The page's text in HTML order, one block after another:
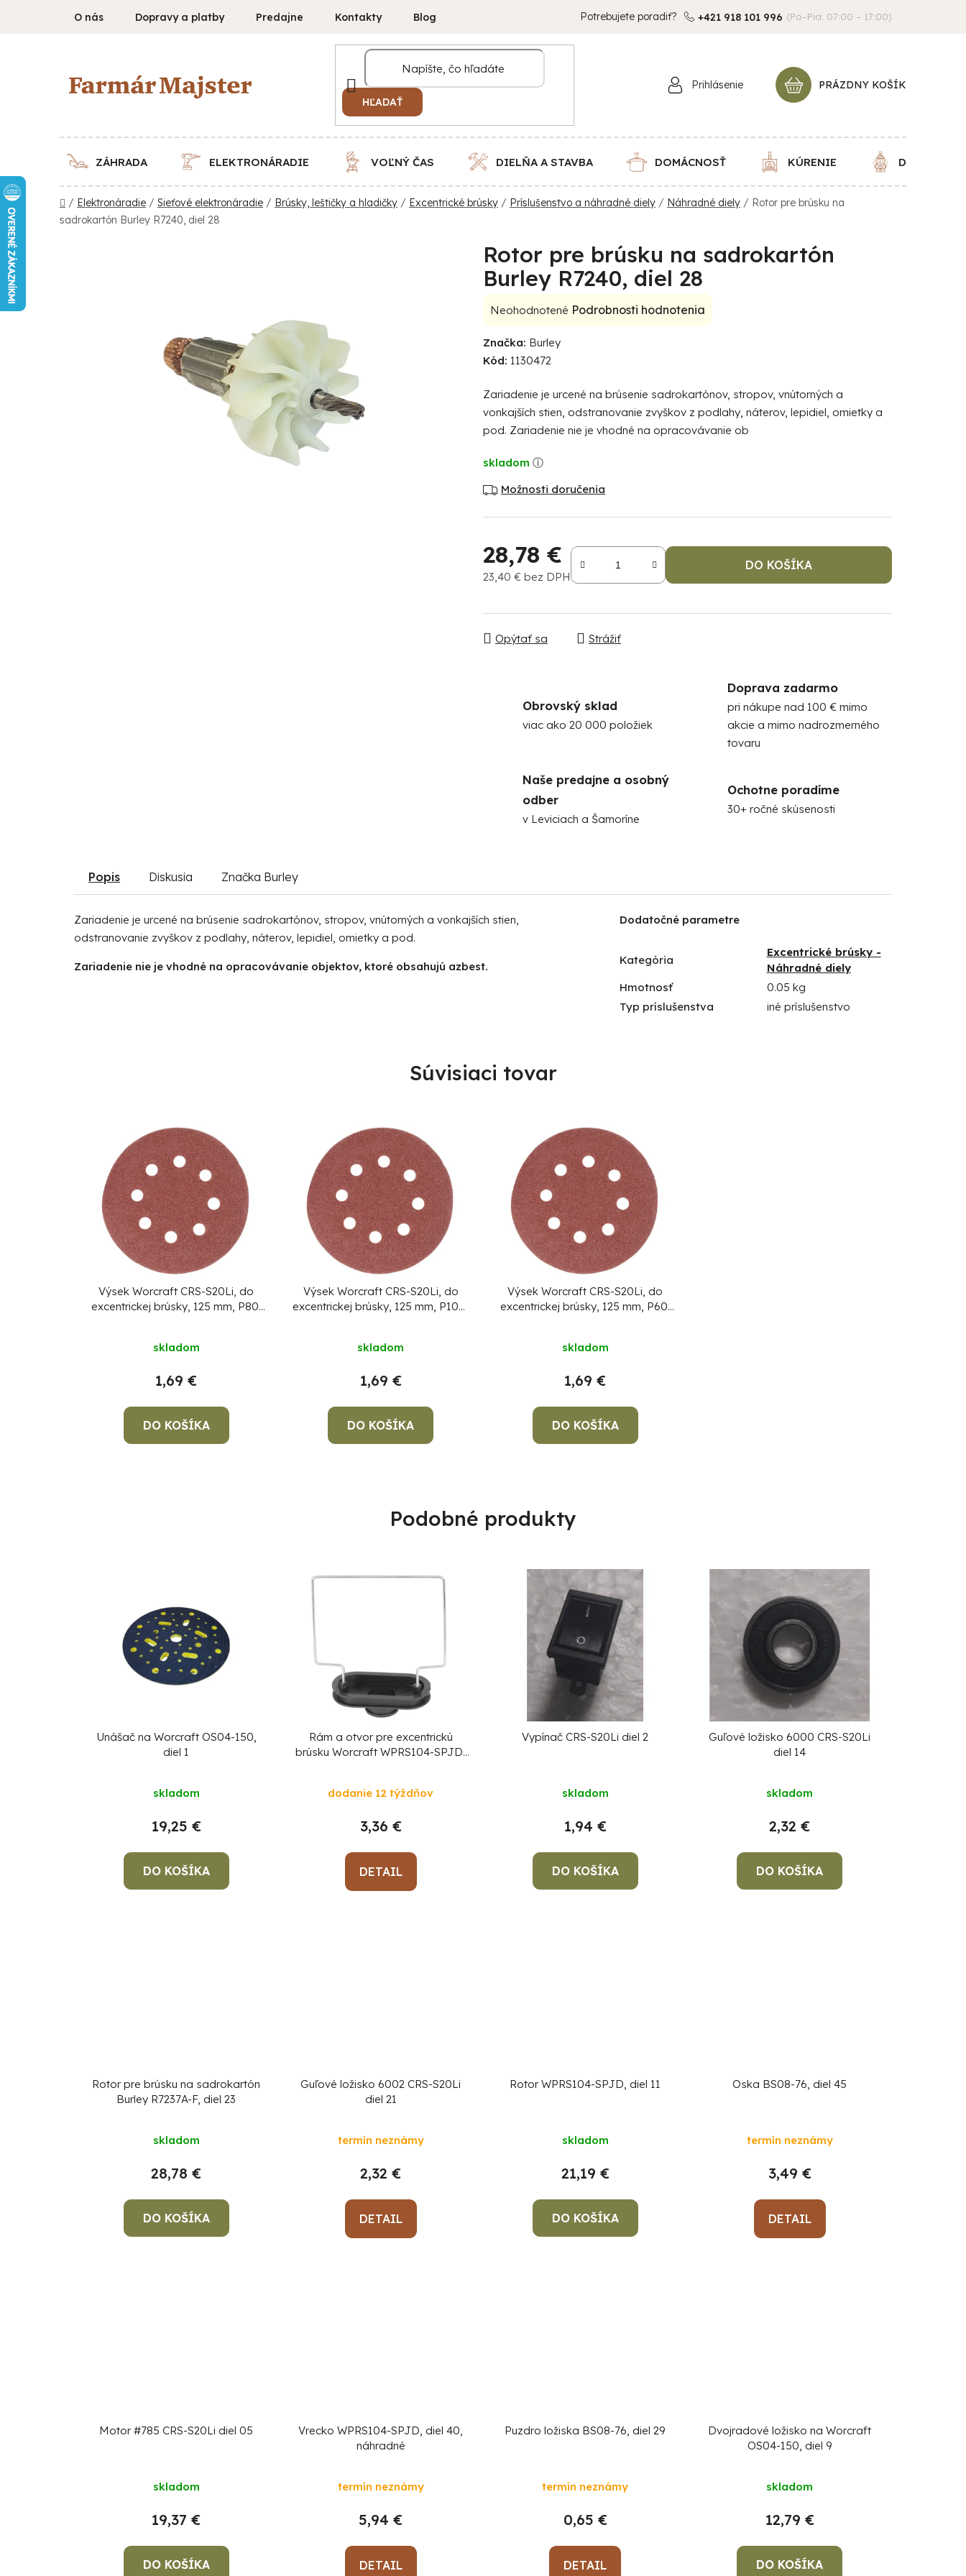
O nás Dopravy a platby Predajne Kontakty Blog Potrebujete poradiť? +421 918 101 996 (Po–Pia: 07:00 – 17:00)
HĽADAŤ
Prihlásenie
NÁKUPNÝ
KOŠÍK
PRÁZDNY KOŠÍK
ZÁHRADA ELEKTRONÁRADIE VOĽNÝ ČAS DIELŇA A STAVBA DOMÁCNOSŤ KÚRENIE DEKORÁCIE
Domov
/ Elektronáradie / Sieťové elektronáradie / Brúsky, leštičky a hladičky / Excentrické brúsky / Príslušenstvo a náhradné diely / Náhradné diely / Rotor pre brúsku na
sadrokartón Burley R7240, diel 28
Rotor pre brúsku na sadrokartón
Burley R7240, diel 28
Priemerné
produktu
je
z
5
hviezdičiek.
Neohodnotené Podrobnosti hodnotenia
Značka: Burley
Kód: 1130472
Zariadenie je urcené na brúsenie sadrokartónov, stropov, vnútorných a
vonkajších stien, odstranovanie zvyškov z podlahy, náterov, lepidiel, omietky a
pod. Zariadenie nie je vhodné na opracovávanie ob
skladom
Možnosti doručenia
28,78 €
23,40 € bez DPH
DO KOŠÍKA
Opýtať sa Strážiť
Obrovský sklad
viac ako 20 000 položiek
Doprava zadarmo
pri nákupe nad 100 € mimo
akcie a mimo nadrozmerného
tovaru
Naše predajne a osobný
odber
v Leviciach a Šamoríne
Ochotne poradíme
30+ ročné skúsenosti
Popis Diskusia Značka Burley
Zariadenie je urcené na brúsenie sadrokartónov, stropov, vnútorných a vonkajších stien,
odstranovanie zvyškov z podlahy, náterov, lepidiel, omietky a pod.
Zariadenie nie je vhodné na opracovávanie objektov, ktoré obsahujú azbest.
Dodatočné parametre
Kategória
Excentrické brúsky -
Náhradné diely
Hmotnosť
0.05 kg
Typ príslušenstva
iné príslušenstvo
Súvisiaci tovar
Výsek Worcraft CRS-S20Li, do
excentrickej brúsky, 125 mm, P80,
skladom
1,69 €
DO KOŠÍKA
Výsek Worcraft CRS-S20Li, do
excentrickej brúsky, 125 mm, P100,
skladom
1,69 €
DO KOŠÍKA
Výsek Worcraft CRS-S20Li, do
excentrickej brúsky, 125 mm, P60,
skladom
1,69 €
DO KOŠÍKA
Podobné produkty
Unášač na Worcraft OS04-150,
diel 1
skladom
19,25 €
DO KOŠÍKA
Rám a otvor pre excentrickú
brúsku Worcraft WPRS104-SPJD,
dodanie 12 týždňov
3,36 €
DETAIL
Vypínač CRS-S20Li diel 2
skladom
1,94 €
DO KOŠÍKA
Guľové ložisko 6000 CRS-S20Li
diel 14
skladom
2,32 €
DO KOŠÍKA
Rotor pre brúsku na sadrokartón
Burley R7237A-F, diel 23
skladom
28,78 €
DO KOŠÍKA
Guľové ložisko 6002 CRS-S20Li
diel 21
termín neznámy
2,32 €
DETAIL
Rotor WPRS104-SPJD, diel 11
skladom
21,19 €
DO KOŠÍKA
Oska BS08-76, diel 45
termín neznámy
3,49 €
DETAIL
Motor #785 CRS-S20Li diel 05
skladom
19,37 €
DO KOŠÍKA
Vrecko WPRS104-SPJD, diel 40,
náhradné
termín neznámy
5,94 €
DETAIL
Puzdro ložiska BS08-76, diel 29
termín neznámy
0,65 €
DETAIL
Dvojradové ložisko na Worcraft
OS04-150, diel 9
skladom
12,79 €
DO KOŠÍKA